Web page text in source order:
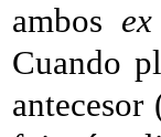
ambos
Cuando
antecesor